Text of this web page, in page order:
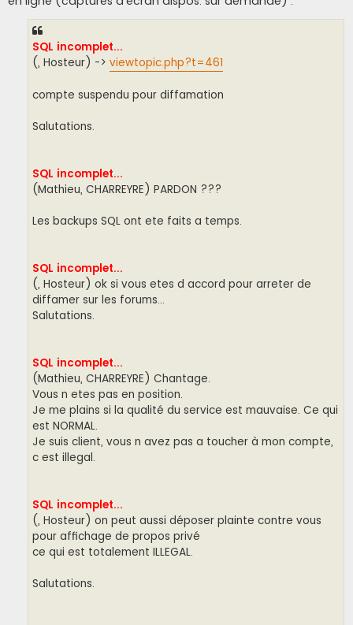
e
SQL incomplet...
(, Hosteur) -> viewtopic.php?t=461
compte suspendu pour diffamation
Salutations.
SQL incomplet...
(Mathieu, CHARREYRE) PARDON ???
Les backups SQL ont ete faits a temps.
SQL incomplet...
(, Hosteur) ok si vous etes d accord pour arreter de
diffamer sur les forums...
Salutations.
SQL incomplet...
(Mathieu, CHARREYRE) Chantage.
Vous n etes pas en position.
Je me plains si la qualité du service est mauvaise. Ce qui
est NORMAL.
Je suis client, vous n avez pas a toucher à mon compte,
c est illegal.
SQL incomplet...
(, Hosteur) on peut aussi déposer plainte contre vous
pour affichage de propos privé
ce qui est totalement ILLEGAL.
Salutations.